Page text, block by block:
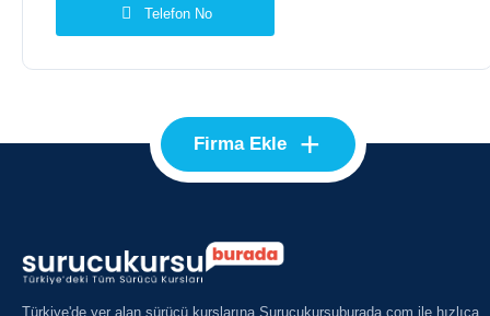
Telefon No
Firma Ekle +
Türkiye'de yer alan sürücü kurslarına Surucukursuburada.com ile hızlıca